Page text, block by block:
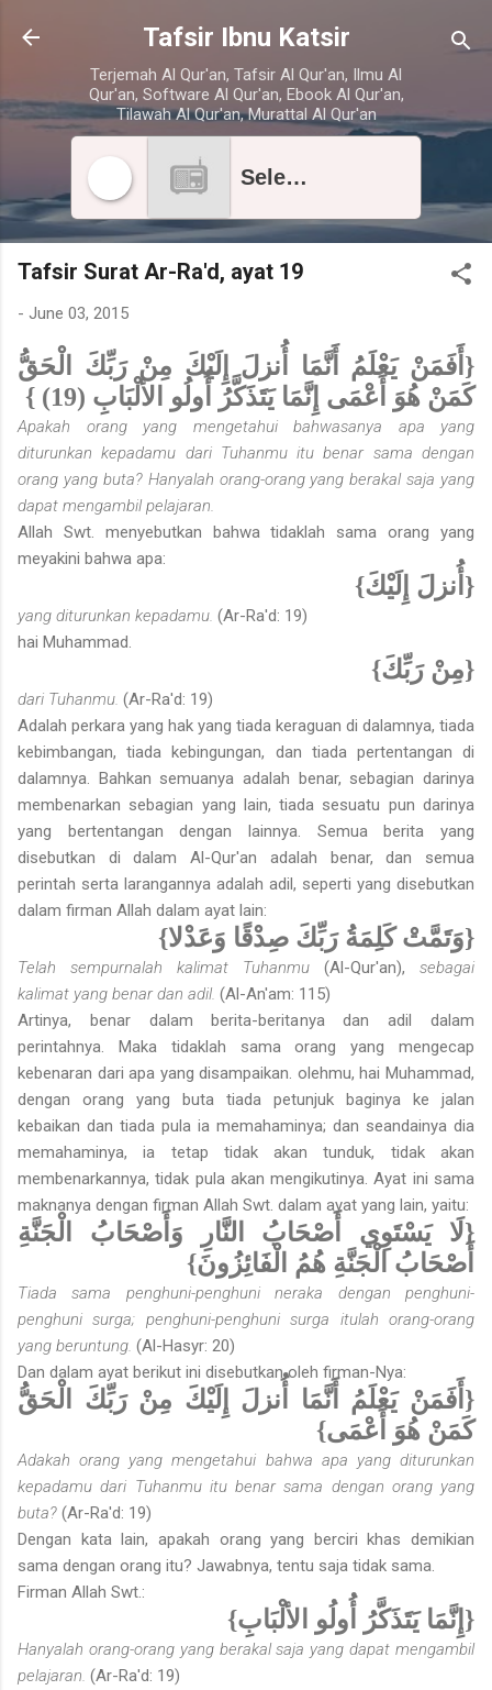
Skip to main content
Tafsir Ibnu Katsir
Terjemah Al Qur'an, Tafsir Al Qur'an, Ilmu Al
Qur'an, Software Al Qur'an, Ebook Al Qur'an,
Tilawah Al Qur'an, Murattal Al Qur'an
Select radio station
Tafsir Surat Ar-Ra'd, ayat 19
- June 03, 2015
{أَفَمَنْ يَعْلَمُ أَنَّمَا أُنزلَ إِلَيْكَ مِنْ رَبِّكَ الْحَقُّ
كَمَنْ هُوَ أَعْمَى إِنَّمَا يَتَذَكَّرُ أُولُو الألْبَابِ (19) }
Apakah orang yang mengetahui bahwasanya apa yang
diturunkan kepadamu dari Tuhanmu itu benar sama dengan
orang yang buta? Hanyalah orang-orang yang berakal saja yang
dapat mengambil pelajaran.
Allah Swt. menyebutkan bahwa tidaklah sama orang yang
meyakini bahwa apa:
{أُنزلَ إِلَيْكَ}
yang diturunkan kepadamu. (Ar-Ra'd: 19)
hai Muhammad.
{مِنْ رَبِّكَ}
dari Tuhanmu. (Ar-Ra'd: 19)
Adalah perkara yang hak yang tiada keraguan di dalamnya, tiada
kebimbangan, tiada kebingungan, dan tiada pertentangan di
dalamnya. Bahkan semuanya adalah benar, sebagian darinya
membenarkan sebagian yang lain, tiada sesuatu pun darinya
yang bertentangan dengan lainnya. Semua berita yang
disebutkan di dalam Al-Qur'an adalah benar, dan semua
perintah serta larangannya adalah adil, seperti yang disebutkan
dalam firman Allah dalam ayat lain:
{وَتَمَّتْ كَلِمَةُ رَبِّكَ صِدْقًا وَعَدْلا}
Telah sempurnalah kalimat Tuhanmu (Al-Qur'an), sebagai
kalimat yang benar dan adil. (Al-An'am: 115)
Artinya, benar dalam berita-beritanya dan adil dalam
perintahnya. Maka tidaklah sama orang yang mengecap
kebenaran dari apa yang disampaikan. olehmu, hai Muhammad,
dengan orang yang buta tiada petunjuk baginya ke jalan
kebaikan dan tiada pula ia memahaminya; dan seandainya dia
memahaminya, ia tetap tidak akan tunduk, tidak akan
membenarkannya, tidak pula akan mengikutinya. Ayat ini sama
maknanya dengan firman Allah Swt. dalam ayat yang lain, yaitu:
{لَا يَسْتَوِي أَصْحَابُ النَّارِ وَأَصْحَابُ الْجَنَّةِ
أَصْحَابُ الْجَنَّةِ هُمُ الْفَائِزُونَ}
Tiada sama penghuni-penghuni neraka dengan penghuni-
penghuni surga; penghuni-penghuni surga itulah orang-orang
yang beruntung. (Al-Hasyr: 20)
Dan dalam ayat berikut ini disebutkan oleh firman-Nya:
{أَفَمَنْ يَعْلَمُ أَنَّمَا أُنزلَ إِلَيْكَ مِنْ رَبِّكَ الْحَقُّ
كَمَنْ هُوَ أَعْمَى}
Adakah orang yang mengetahui bahwa apa yang diturunkan
kepadamu dari Tuhanmu itu benar sama dengan orang yang
buta? (Ar-Ra'd: 19)
Dengan kata lain, apakah orang yang berciri khas demikian
sama dengan orang itu? Jawabnya, tentu saja tidak sama.
Firman Allah Swt.:
{إِنَّمَا يَتَذَكَّرُ أُولُو الألْبَابِ}
Hanyalah orang-orang yang berakal saja yang dapat mengambil
pelajaran. (Ar-Ra'd: 19)